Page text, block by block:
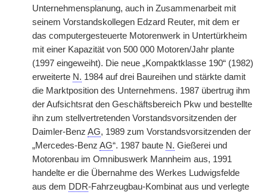
Unternehmensplanung, auch in Zusammenarbeit mit
seinem Vorstandskollegen Edzard Reuter, mit dem er
das computergesteuerte Motorenwerk in Untertürkheim
mit einer Kapazität von 500 000 Motoren/Jahr plante
(1997 eingeweiht). Die neue „Kompaktklasse 190“ (1982)
erweiterte N. 1984 auf drei Baureihen und stärkte damit
die Marktposition des Unternehmens. 1987 übertrug ihm
der Aufsichtsrat den Geschäftsbereich Pkw und bestellte
ihn zum stellvertretenden Vorstandsvorsitzenden der
Daimler-Benz AG, 1989 zum Vorstandsvorsitzenden der
„Mercedes-Benz AG“. 1987 baute N. Gießerei und
Motorenbau im Omnibuswerk Mannheim aus, 1991
handelte er die Übernahme des Werkes Ludwigsfelde
aus dem DDR-Fahrzeugbau-Kombinat aus und verlegte